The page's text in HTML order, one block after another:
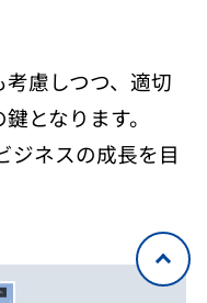
慮しつつ、適切
となります。
ジネスの成長を目